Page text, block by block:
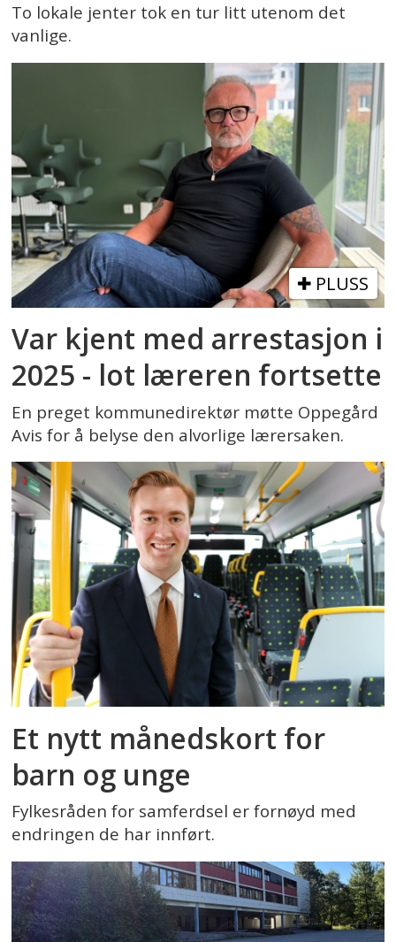
To lokale jenter tok en tur litt utenom det
vanlige.
PLUSS
Var kjent med arrestasjon i
2025 - lot læreren fortsette
En preget kommunedirektør møtte Oppegård
Avis for å belyse den alvorlige lærersaken.
Et nytt månedskort for
barn og unge
Fylkesråden for samferdsel er fornøyd med
endringen de har innført.